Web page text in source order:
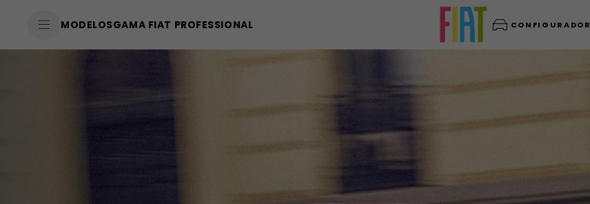
MODELOSGAMA FIAT PROFESSIONAL CONFIGURADOR